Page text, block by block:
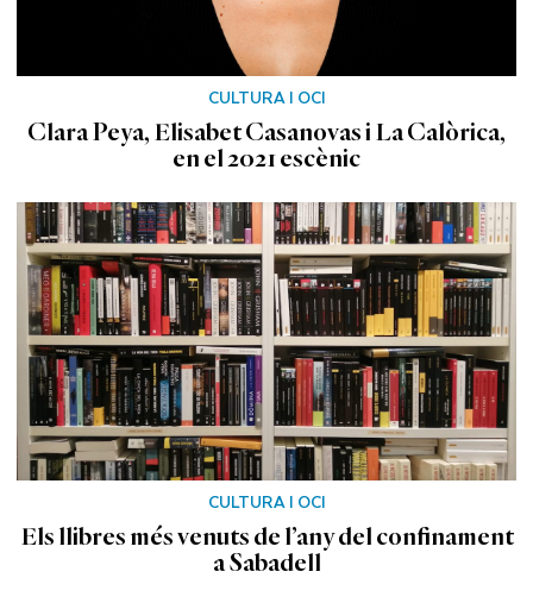
CULTURA I OCI
Clara Peya, Elisabet Casanovas i La Calòrica,
en el 2021 escènic
CULTURA I OCI
Els llibres més venuts de l’any del confinament
a Sabadell